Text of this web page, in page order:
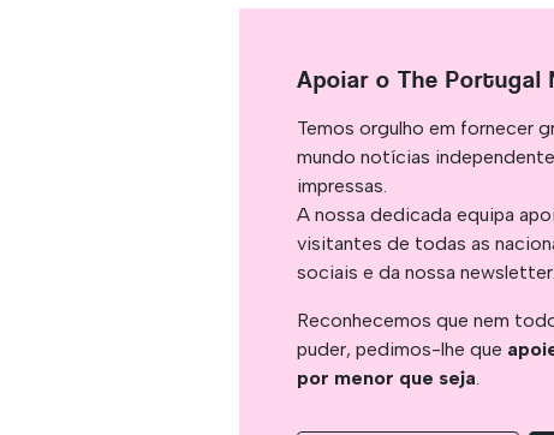
Apoiar o The Portugal
Temos orgulho em fornecer
mundo notícias
impressas.
A nossa dedicada equipa
visitantes de todas as
sociais e da nossa newsletter.
Reconhecemos que nem
puder, pedimos-lhe que
por menor que seja.